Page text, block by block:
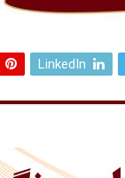
LinkedIn